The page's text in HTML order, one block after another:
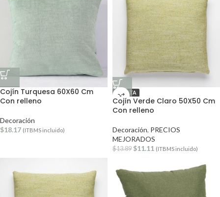
Cojín Turquesa 60X60 Cm
Con relleno
Decoración
$18.17 (ITBMS incluido)
OFERTA
Cojín Verde Claro 50X50 Cm
Con relleno
Decoración, PRECIOS
MEJORADOS
$13.89 $11.11 (ITBMS incluido)